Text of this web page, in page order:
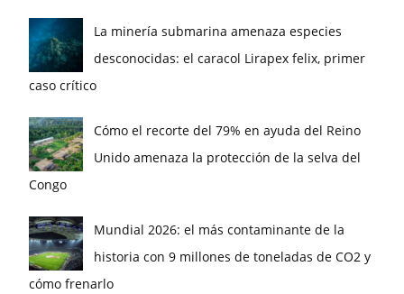
La minería submarina amenaza especies
desconocidas: el caracol Lirapex felix, primer
caso crítico
Cómo el recorte del 79% en ayuda del Reino
Unido amenaza la protección de la selva del
Congo
Mundial 2026: el más contaminante de la
historia con 9 millones de toneladas de CO2 y
cómo frenarlo